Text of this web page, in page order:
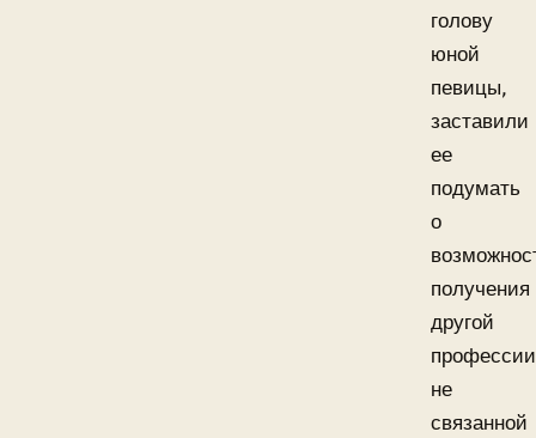
голову
юной
певицы,
заставили
ее
подумать
о
получения
другой
не
связанной